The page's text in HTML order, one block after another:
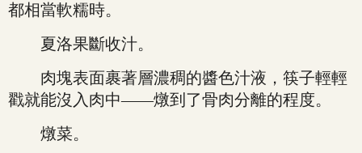
都相當軟糯時。
夏洛果斷收汁。
肉塊表面裹著層濃稠的醬色汁液，筷子輕輕
戳就能沒入肉中——燉到了骨肉分離的程度。
燉菜。